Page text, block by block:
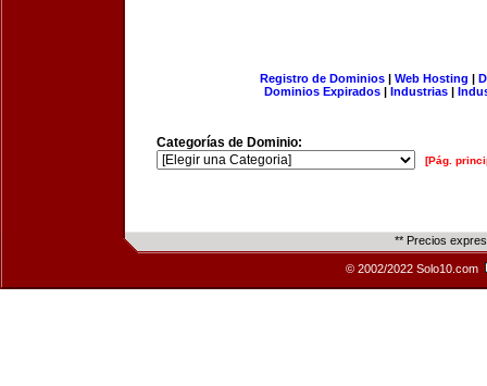
Registro de Dominios| Web Hosting |
Dominios Expirados | Industrias |
Categorías de Dominio:
[Pág.
** Precios
© 2002/2022 Solo10.com